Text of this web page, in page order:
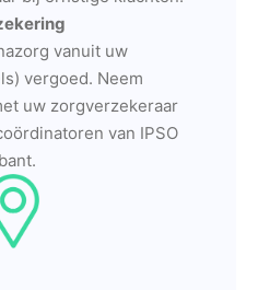
vanuit uw
vergoed. Neem
uw zorgverzekeraar
van IPSO